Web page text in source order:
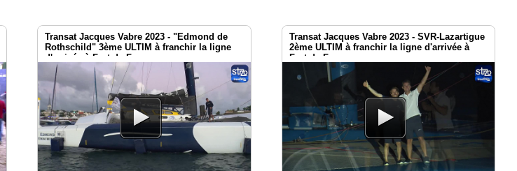
Transat Jacques Vabre 2023 - "Edmond de
Rothschild" 3ème ULTIM à franchir la ligne
d'arrivée à Fort-de-France
Transat Jacques Vabre 2023 - SVR-Lazartigue
2ème ULTIM à franchir la ligne d'arrivée à
Fort-de-France